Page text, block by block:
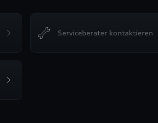
Serviceberater kontaktieren